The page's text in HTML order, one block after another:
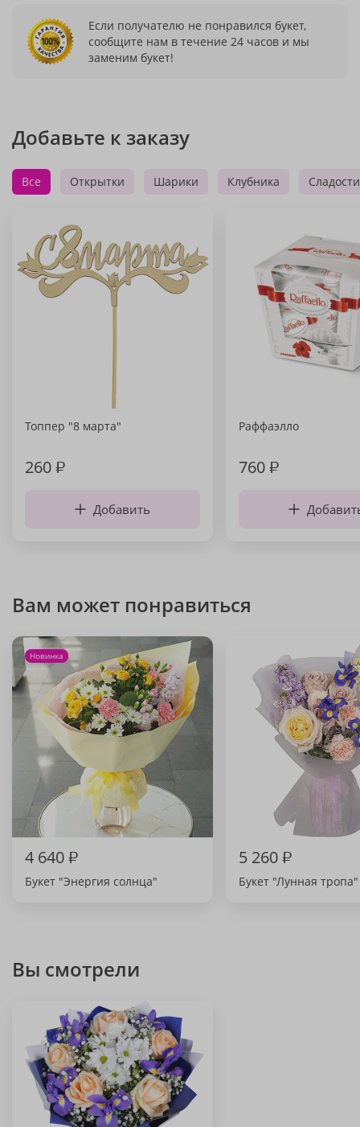
Если получателю не понравился букет,
сообщите нам в течение 24 часов и мы
заменим букет!
Добавьте к заказу
Все Открытки Шарики Клубника Сладости
Топпер "8 марта"
260₽
Добавить
Раффаэлло
760₽
Вам может понравиться
Новинка
4 640₽
Букет "Энергия солнца"
5 260₽
Букет "Лунная тропа"
Вы смотрели